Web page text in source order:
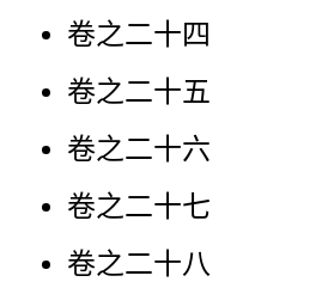
卷之二十四
卷之二十五
卷之二十六
卷之二十七
卷之二十八